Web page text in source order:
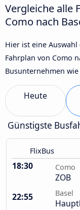
Vergleiche alle
Como nach
Hier ist eine
Fahrplan von Como
Busunternehmen
Heute
Günstigste
FlixBus
18:30 Como
ZOB
22:55
Basel